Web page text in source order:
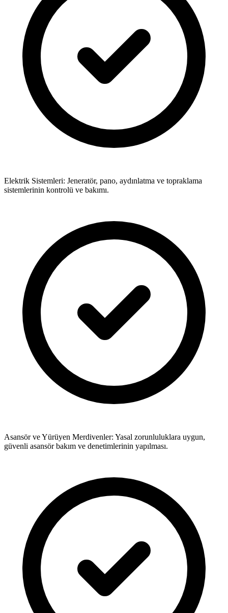
Elektrik Sistemleri: Jeneratör, pano, aydınlatma ve topraklama
sistemlerinin kontrolü ve bakımı.
Asansör ve Yürüyen Merdivenler: Yasal zorunluluklara uygun,
güvenli asansör bakım ve denetimlerinin yapılması.